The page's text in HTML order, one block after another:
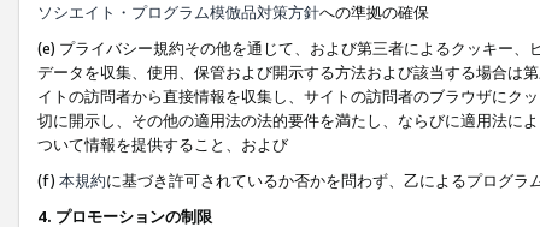
ソシエイト・プログラム模倣品対策方針への準拠の確保
(e) プライバシー規約その他を通じて、および第三者によるクッキー
データを収集、使用、保管および開示する方法および該当する場合は
イトの訪問者から直接情報を収集し、サイトの訪問者のブラウザにク
切に開示し、その他の適用法の法的要件を満たし、ならびに適用法に
ついて情報を提供すること、および
(f) 本規約に基づき許可されているか否かを問わず、乙によるプログ
4. プロモーションの制限